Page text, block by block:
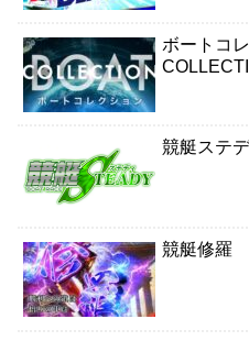
ボートコ
競艇ステ
競艇修羅